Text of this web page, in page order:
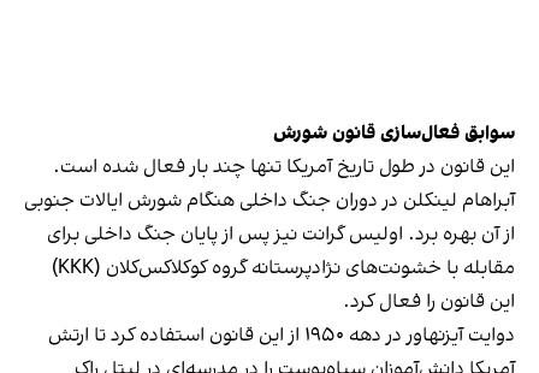
سوابق فعال‌سازی قانون شورش
این قانون در طول تاریخ آمریکا تنها چند بار فعال شده است.
آبراهام لینکلن در دوران جنگ داخلی هنگام شورش ایالات جنوبی
از آن بهره برد. اولیس گرانت نیز پس از پایان جنگ داخلی برای
مقابله با خشونت‌های نژادپرستانه گروه کوکلاکس‌کلان (KKK)
این قانون را فعال کرد.
دوایت آیزنهاور در دهه ۱۹۵۰ از این قانون استفاده کرد تا ارتش